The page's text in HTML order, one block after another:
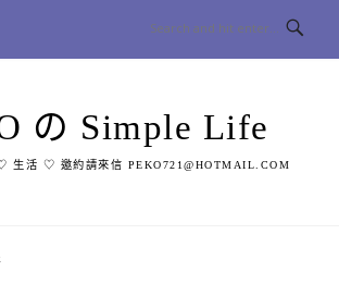
の Simple Life
活 ♡ 邀約請來信 PEKO721@HOTMAIL.COM